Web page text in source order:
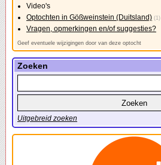
Video's
Optochten in Gößweinstein (Duitsland) (1)
Vragen, opmerkingen en/of suggesties?
Geef eventuele wijzigingen door van deze optocht
Zoeken
Uitgebreid zoeken